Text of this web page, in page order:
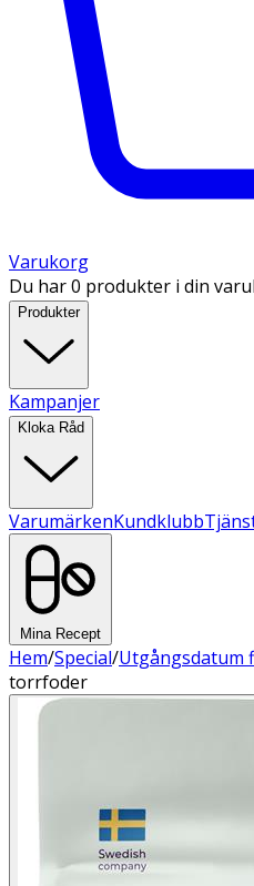
Varukorg
Du har 0 produkter i din
Produkter
Kampanjer
Kloka Råd
VarumärkenKundklubb
Mina Recept
Hem/Special/Utgångsdatum
torrfoder